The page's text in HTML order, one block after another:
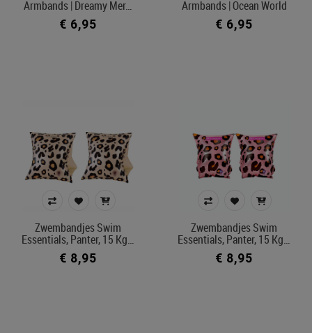
In voorraad
Filters toepassen
Armbands | Dreamy Mer…
€ 6,95
Armbands | Ocean World
€ 6,95
Zwembandjes Swim
Essentials, Panter, 15 Kg…
€ 8,95
Zwembandjes Swim
Essentials, Panter, 15 Kg…
€ 8,95